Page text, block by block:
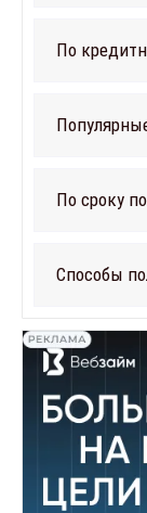
По
По сроку
Способы